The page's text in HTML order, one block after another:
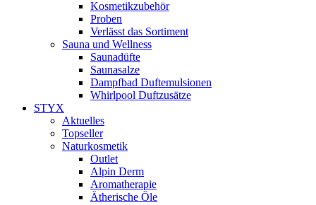
Kosmetikzubehör
Proben
Verlässt das Sortiment
Sauna und Wellness
Saunadüfte
Saunasalze
Dampfbad Duftemulsionen
Whirlpool Duftzusätze
STYX
Aktuelles
Topseller
Naturkosmetik
Outlet
Alpin Derm
Aromatherapie
Ätherische Öle